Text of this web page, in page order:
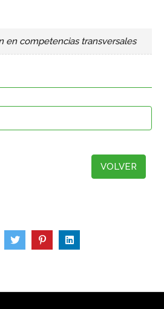
en competencias transversales
VOLVER